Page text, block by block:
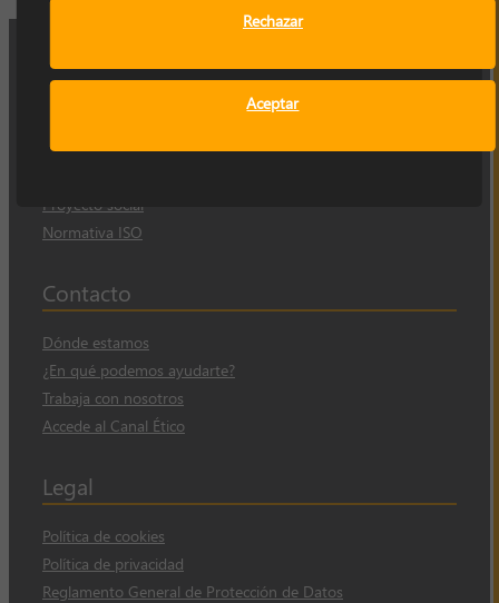
Sobre nosotros
Proyecto social
Normativa ISO
Contacto
Dónde estamos
¿En qué podemos ayudarte?
Trabaja con nosotros
Accede al Canal Ético
Legal
Política de cookies
Política de privacidad
Reglamento General de Protección de Datos
Rechazar
Aceptar